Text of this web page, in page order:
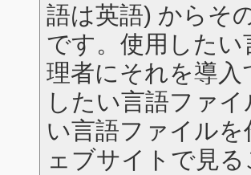
語は英語) からそ
です。使用した
理者にそれを導
したい言語ファ
い言語ファイル
ェブサイトで見